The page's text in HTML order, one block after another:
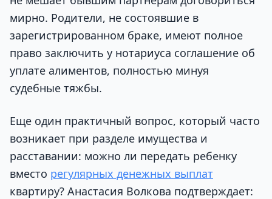
мирно. Родители, не состоявшие в
зарегистрированном браке, имеют полное
право заключить у нотариуса соглашение об
уплате алиментов, полностью минуя
судебные тяжбы.
Еще один практичный вопрос, который часто
возникает при разделе имущества и
расставании: можно ли передать ребенку
вместо регулярных денежных выплат
квартиру? Анастасия Волкова подтверждает: